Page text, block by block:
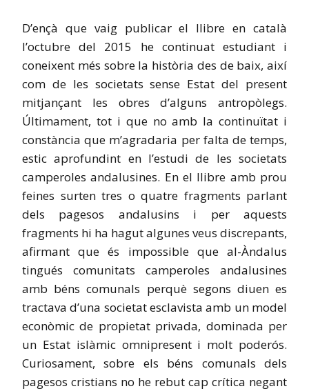
D’ençà que vaig publicar el llibre en català
l’octubre del 2015 he continuat estudiant i
coneixent més sobre la història des de baix, així
com de les societats sense Estat del present
mitjançant les obres d’alguns antropòlegs.
Últimament, tot i que no amb la continuïtat i
constància que m’agradaria per falta de temps,
estic aprofundint en l’estudi de les societats
camperoles andalusines. En el llibre amb prou
feines surten tres o quatre fragments parlant
dels pagesos andalusins i per aquests
fragments hi ha hagut algunes veus discrepants,
afirmant que és impossible que al-Àndalus
tingués comunitats camperoles andalusines
amb béns comunals perquè segons diuen es
tractava d’una societat esclavista amb un model
econòmic de propietat privada, dominada per
un Estat islàmic omnipresent i molt poderós.
Curiosament, sobre els béns comunals dels
pagesos cristians no he rebut cap crítica negant